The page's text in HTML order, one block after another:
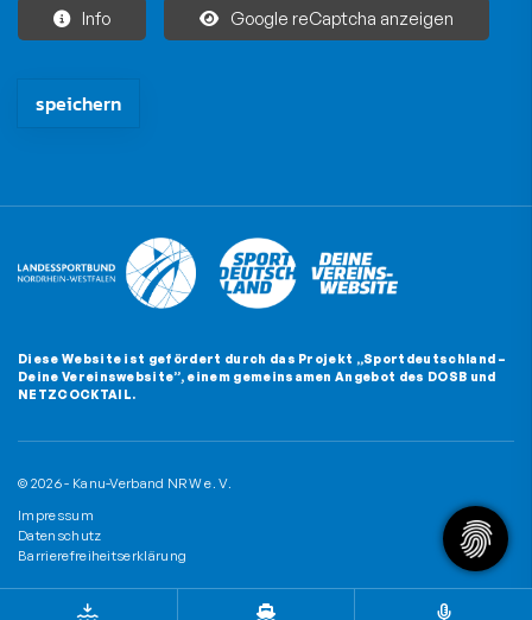
Info Google reCaptcha anzeigen
Diese Website ist gefördert durch das Projekt „Sportdeutschland –
Deine Vereinswebsite”, einem gemeinsamen Angebot des DOSB und
NETZCOCKTAIL.
© 2026 - Kanu-Verband NRW e. V.
Impressum
Datenschutz
Barrierefreiheitserklärung